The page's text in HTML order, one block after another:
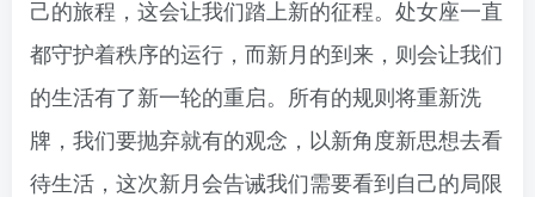
己的旅程，这会让我们踏上新的征程。处女座一直
都守护着秩序的运行，而新月的到来，则会让我们
的生活有了新一轮的重启。所有的规则将重新洗
牌，我们要抛弃就有的观念，以新角度新思想去看
待生活，这次新月会告诫我们需要看到自己的局限